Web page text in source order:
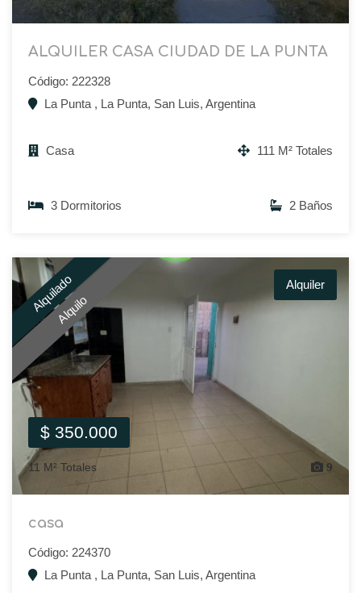
ALQUILER CASA CIUDAD DE LA PUNTA
Código: 222328
La Punta , La Punta, San Luis, Argentina
Casa 111 M² Totales
3 Dormitorios 2 Baños
Alquilado
Alquilo
Alquiler
$ 350.000
11 M² Totales 9
casa
Código: 224370
La Punta , La Punta, San Luis, Argentina